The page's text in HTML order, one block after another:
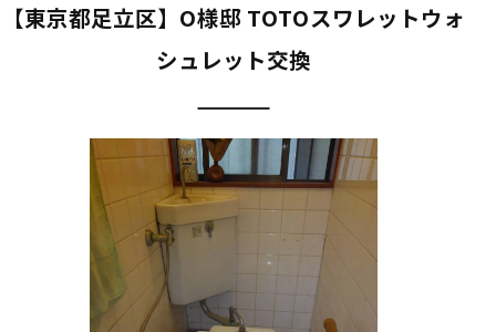
【東京都足立区】O様邸 TOTOスワレットウォ
シュレット交換